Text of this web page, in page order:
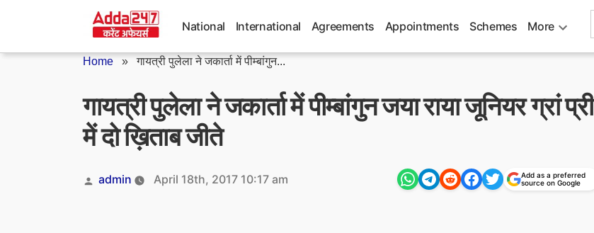
National International Agreements Appointments Schemes More
Home »गायत्री पुलेला ने जकार्ता में पीम्बांगुन...
गायत्री पुलेला ने जकार्ता में पीम्बांगुन जया राया जूनियर ग्रां प्री
में दो ख़िताब जीते
Posted
admin April 18th, 2017 10:17 am
Add as a preferred
source on Google